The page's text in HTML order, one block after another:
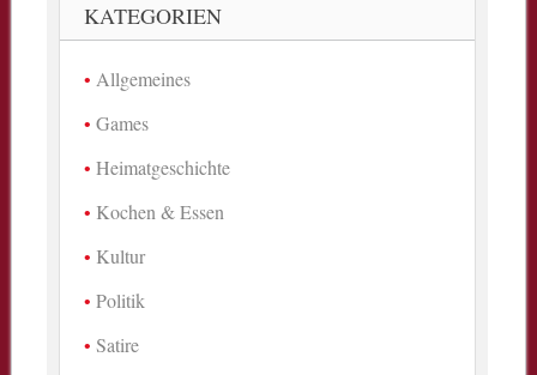
KATEGORIEN
Allgemeines
Games
Heimatgeschichte
Kochen & Essen
Kultur
Politik
Satire